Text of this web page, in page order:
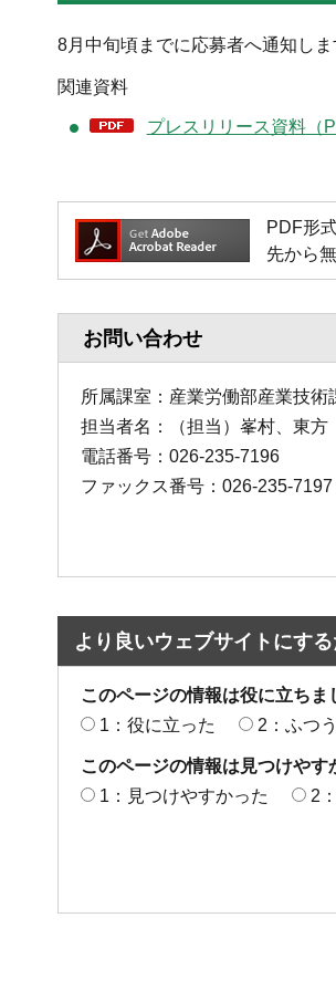
8月中旬頃までに応募者へ通知しま
関連資料
プレスリリース資料（
PDF形
先から
お問い合わせ
所属課室：産業労働部産業技術
担当者名：（担当）峯村、東方
電話番号：026-235-7196
ファックス番号：026-235-7197
より良いウェブサイトにす
このページの情報は役に立ちま
1：役に立った
2：ふつう
このページの情報は見つけやす
1：見つけやすかった
2